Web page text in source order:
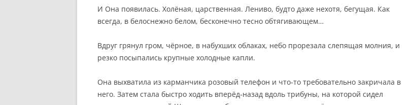
И Она появилась. Холёная, царственная. Лениво, будто даже нехотя, бегущая. Как
всегда, в белоснежно белом, бесконечно тесно обтягивающем…
Вдруг грянул гром, чёрное, в набухших облаках, небо прорезала слепящая молния, и
резко посыпались крупные холодные капли.
Она выхватила из карманчика розовый телефон и что-то требовательно закричала в
него. Затем стала быстро ходить вперёд-назад вдоль трибуны, на которой сидел